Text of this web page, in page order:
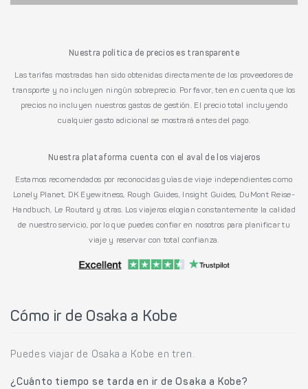
Nuestra política de precios es transparente
Las tarifas mostradas han sido obtenidas directamente de los proveedores de
transporte y no incluyen ningún sobreprecio. Por favor, ten en cuenta que los
precios no incluyen nuestros gastos de gestión. El precio total incluyendo
cualquier gasto adicional se mostrará antes del pago.
Nuestra plataforma cuenta con el aval de los viajeros
Estamos recomendados por reconocidas guías de viaje independientes como
Lonely Planet, DK Eyewitness, Rough Guides, Insight Guides, DuMont Reise-
Handbuch, Le Routard y otras. Los viajeros elogian constantemente la calidad
de nuestro servicio, por lo que puedes confiar en nosotros para planificar tu
viaje y reservar con total confianza.
Cómo ir de Osaka a Kobe
Puedes viajar de Osaka a Kobe en tren.
¿Cuánto tiempo se tarda en ir de Osaka a Kobe?